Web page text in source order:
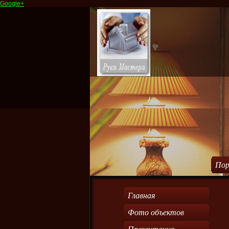
Google+
Главная
Фото объектов